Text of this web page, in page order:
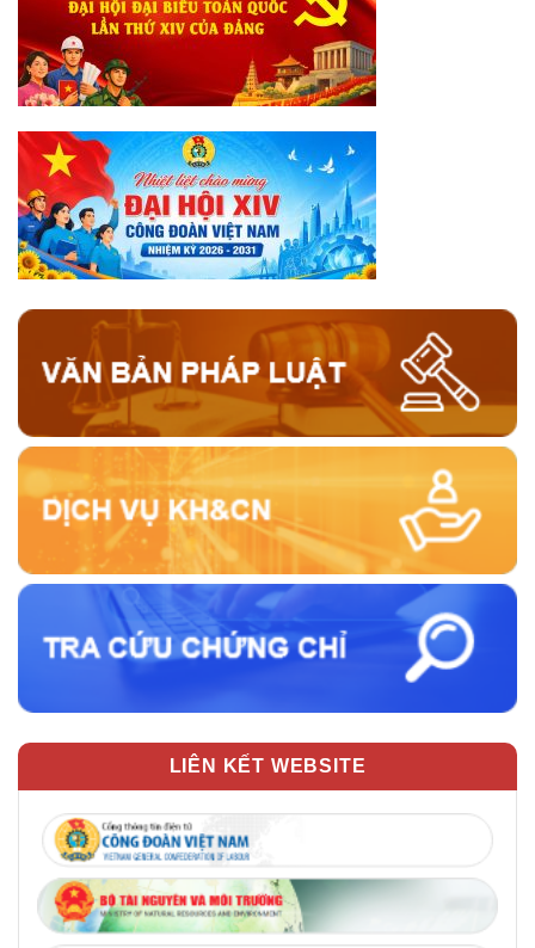
LIÊN KẾT WEBSITE